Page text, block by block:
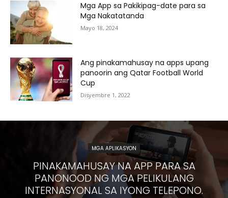
Mga App sa Pakikipag-date para sa
Mga Nakatatanda
Mayo 18, 2024
Ang pinakamahusay na apps upang
panoorin ang Qatar Football World
Cup
Disyembre 1, 2022
MGA APLIKASYON
PINAKAMAHUSAY NA APP PARA SA
PANONOOD NG MGA PELIKULANG
INTERNASYONAL SA IYONG TELEPONO.